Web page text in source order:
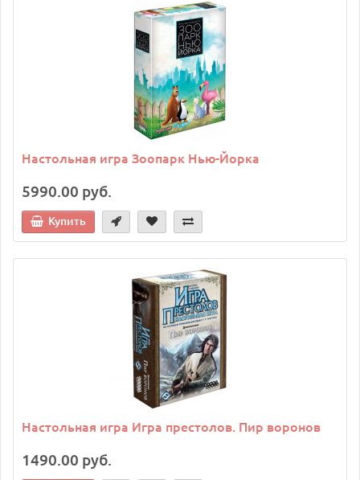
Настольная игра Зоопарк Нью-Йорка
5990.00 руб.
Купить
Настольная игра Игра престолов. Пир воронов
1490.00 руб.